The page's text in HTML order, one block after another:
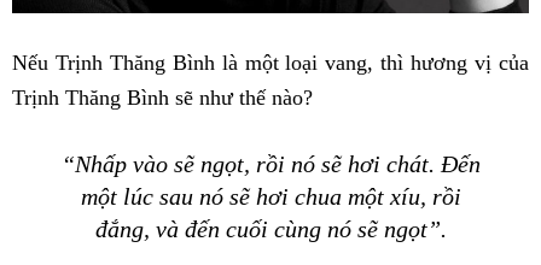
Nếu Trịnh Thăng Bình là một loại vang, thì hương vị của
Trịnh Thăng Bình sẽ như thế nào?
“Nhấp vào sẽ ngọt, rồi nó sẽ hơi chát. Đến
một lúc sau nó sẽ hơi chua một xíu, rồi
đắng, và đến cuối cùng nó sẽ ngọt”.